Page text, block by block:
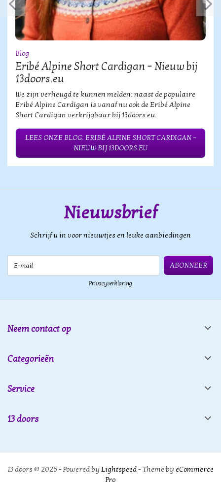
Blog
Eribé Alpine Short Cardigan – Nieuw bij
13doors.eu
We zijn verheugd te kunnen melden: naast de populaire
Eribé Alpine Cardigan is vanaf nu ook de Eribé Alpine
Short Cardigan verkrijgbaar bij 13doors.eu.
LEES ONZE BLOG: ERIBÉ ALPINE SHORT CARDIGAN –
NIEUW BIJ 13DOORS.EU
Nieuwsbrief
Schrijf u in voor nieuwtjes en leuke aanbiedingen
ABONNEER
Privacyverklaring
Neem contact op
Categorieën
Service
13 doors
13 doors © 2026 - Powered by Lightspeed- Theme by eCommerce
Pro